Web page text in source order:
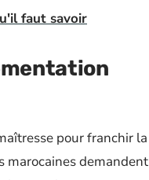
faut savoir
pour franchir la
marocaines demandent